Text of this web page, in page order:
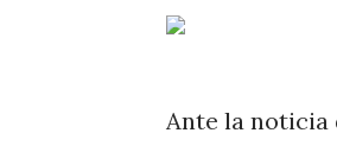
Ante la noticia